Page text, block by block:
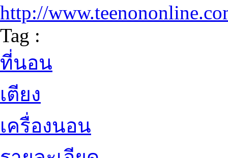
http://
Tag :
ที่นอน
เตียง
เครื่องนอน